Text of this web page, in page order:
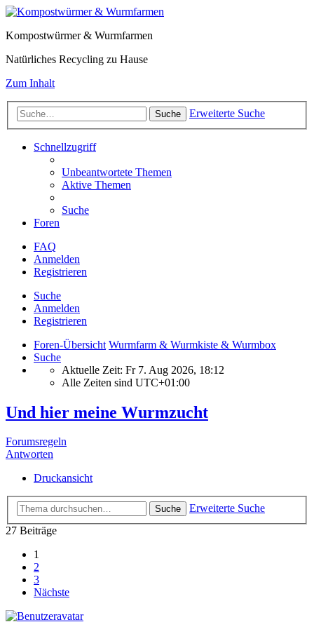
Kompostwürmer & Wurmfarmen
Natürliches Recycling zu Hause
Zum Inhalt
Suche Erweiterte Suche
Schnellzugriff
Unbeantwortete Themen
Aktive Themen
Suche
Foren
FAQ
Anmelden
Registrieren
Suche
Anmelden
Registrieren
Foren-Übersicht Wurmfarm & Wurmkiste & Wurmbox
Suche
Aktuelle Zeit: Fr 7. Aug 2026, 18:12
Alle Zeiten sind UTC+01:00
Und hier meine Wurmzucht
Forumsregeln
Antworten
Druckansicht
Suche
Erweiterte Suche
27 Beiträge
1
2
3
Nächste